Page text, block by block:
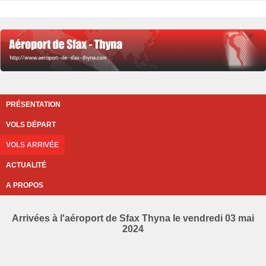
PRÉSENTATION
VOLS DÉPART
VOLS ARRIVÉE
ACTUALITÉ
A PROPOS
Arrivées à l'aéroport de Sfax Thyna le vendredi 03 mai
2024